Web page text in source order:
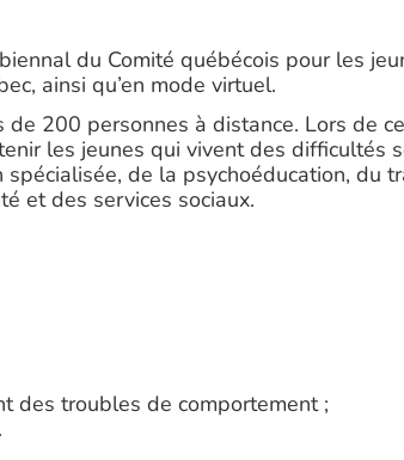
du Comité québécois pour les
ainsi qu’en mode virtuel.
200 personnes à distance. Lors de
les jeunes qui vivent des difficultés
de la psychoéducation, du
et des services sociaux.
des troubles de comportement ;